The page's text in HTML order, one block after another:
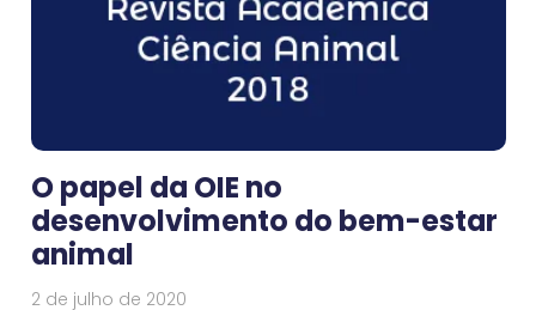
O papel da OIE no
desenvolvimento do bem-estar
animal
2 de julho de 2020